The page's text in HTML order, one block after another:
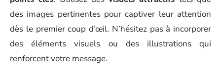
des images pertinentes pour captiver leur attention
dès le premier coup d’œil. N’hésitez pas à incorporer
des éléments visuels ou des illustrations qui
renforcent votre message.